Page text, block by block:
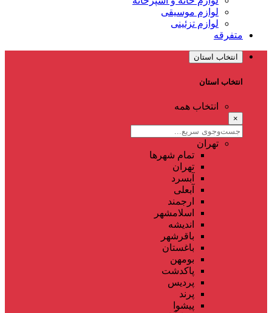
لوازم موسیقی
لوازم تزئینی
متفرقه
انتخاب استان
انتخاب استان
انتخاب همه
×
تهران
تمام شهر‌ها
تهران
آبسرد
آبعلی
ارجمند
اسلامشهر
اندیشه
باقرشهر
باغستان
بومهن
پاکدشت
پردیس
پرند
پیشوا